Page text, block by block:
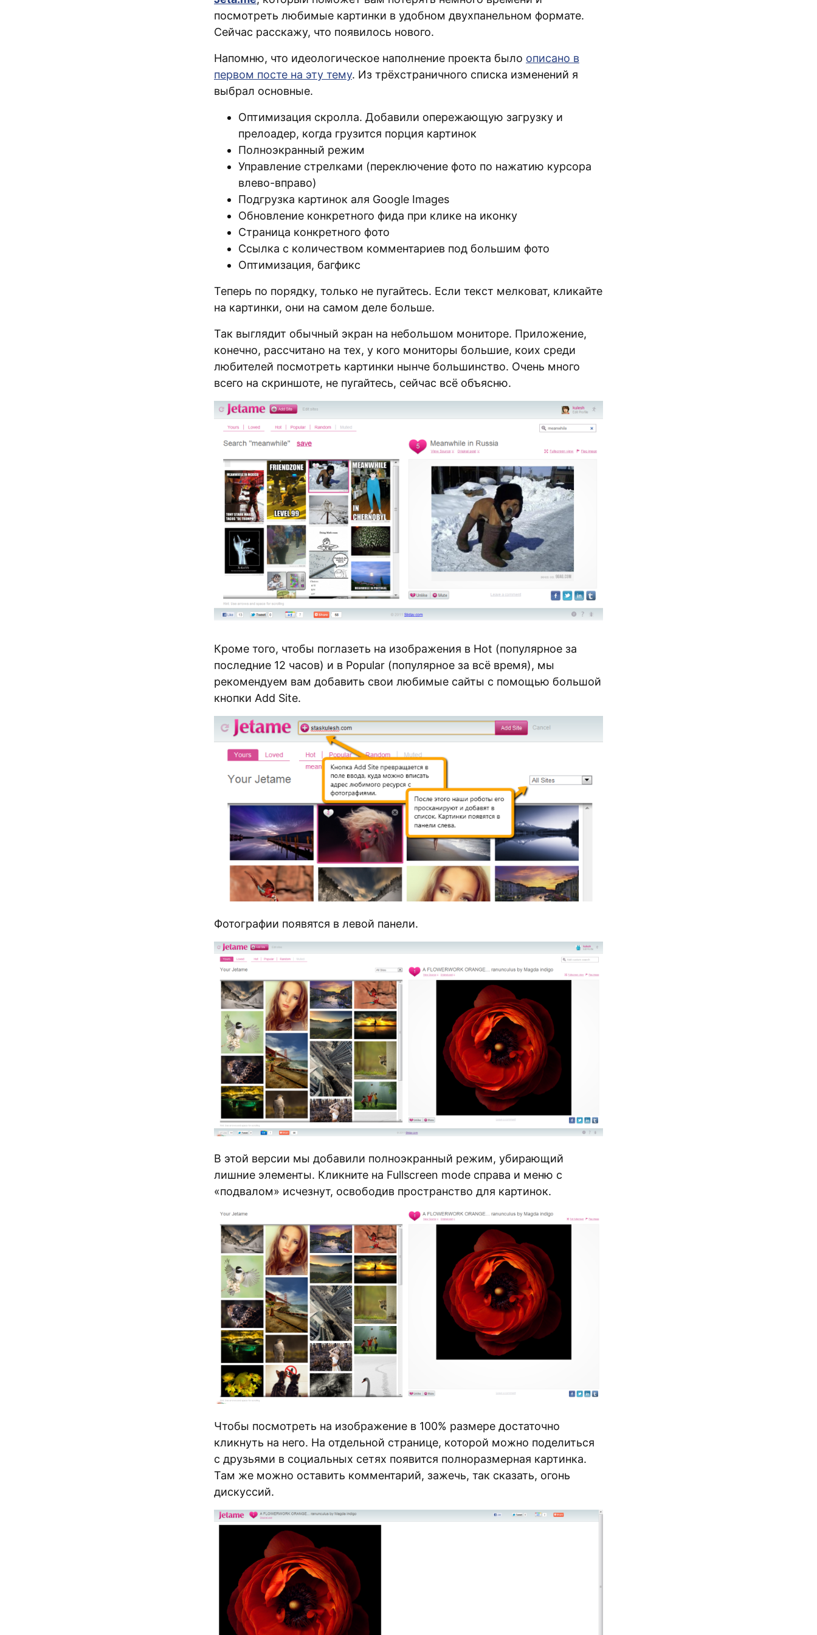
посмотреть любимые картинки в удобном двухпанельном формате.
Сейчас расскажу, что появилось нового.
Напомню, что идеологическое наполнение проекта было описано в
первом посте на эту тему. Из трёхстраничного списка изменений я
выбрал основные.
Оптимизация скролла. Добавили опережающую загрузку и
прелоадер, когда грузится порция картинок
Полноэкранный режим
Управление стрелками (переключение фото по нажатию курсора
влево-вправо)
Подгрузка картинок аля Google Images
Обновление конкретного фида при клике на иконку
Страница конкретного фото
Ссылка с количеством комментариев под большим фото
Оптимизация, багфикс
Теперь по порядку, только не пугайтесь. Если текст мелковат, кликайте
на картинки, они на самом деле больше.
Так выглядит обычный экран на небольшом мониторе. Приложение,
конечно, рассчитано на тех, у кого мониторы большие, коих среди
любителей посмотреть картинки нынче большинство. Очень много
всего на скриншоте, не пугайтесь, сейчас всё объясню.
Кроме того, чтобы поглазеть на изображения в Hot (популярное за
последние 12 часов) и в Popular (популярное за всё время), мы
рекомендуем вам добавить свои любимые сайты с помощью большой
кнопки Add Site.
Фотографии появятся в левой панели.
В этой версии мы добавили полноэкранный режим, убирающий
лишние элементы. Кликните на Fullscreen mode справа и меню с
«подвалом» исчезнут, освободив пространство для картинок.
Чтобы посмотреть на изображение в 100% размере достаточно
кликнуть на него. На отдельной странице, которой можно поделиться
с друзьями в социальных сетях появится полноразмерная картинка.
Там же можно оставить комментарий, зажечь, так сказать, огонь
дискуссий.